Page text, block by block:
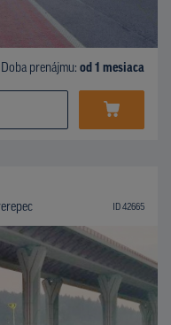
Doba prenájmu: od 1 mesiaca
ID 42665